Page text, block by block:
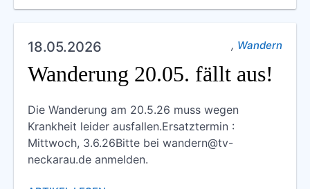
, Wandern
18.05.2026
Wanderung 20.05. fällt aus!
Die Wanderung am 20.5.26 muss wegen
Krankheit leider ausfallen.Ersatztermin :
Mittwoch, 3.6.26Bitte bei wandern@tv-
neckarau.de anmelden.